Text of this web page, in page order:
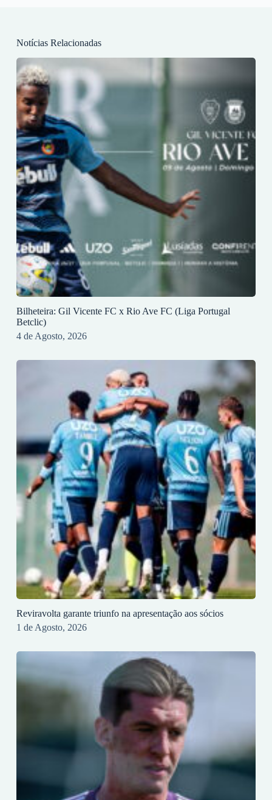
Notícias Relacionadas
Bilheteira: Gil Vicente FC x Rio Ave FC (Liga Portugal
Betclic)
4 de Agosto, 2026
Reviravolta garante triunfo na apresentação aos sócios
1 de Agosto, 2026